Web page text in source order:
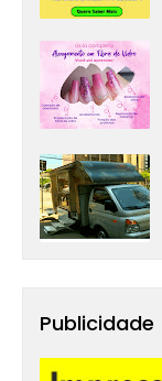
Publicidade